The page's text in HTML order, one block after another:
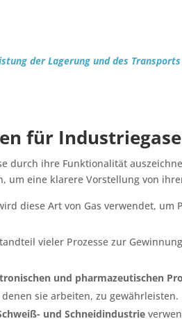
der Lagerung und des
für Industriegase
durch ihre Funktionalität
um eine klarere Vorstellung von
diese Art von Gas verwendet, um
vieler Prozesse zur
und pharmazeutischen
sie arbeiten, zu gewährleisten.
und Schneidindustrie